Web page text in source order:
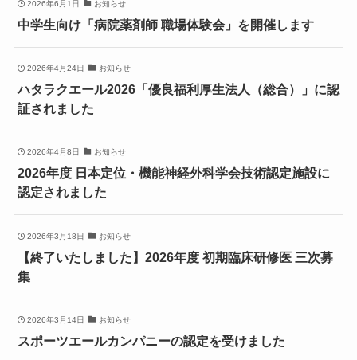
2026年6月1日 お知らせ
中学生向け「病院薬剤師 職場体験会」を開催します
2026年4月24日 お知らせ
ハタラクエール2026「優良福利厚生法人（総合）」に認
証されました
2026年4月8日 お知らせ
2026年度 日本定位・機能神経外科学会技術認定施設に
認定されました
2026年3月18日 お知らせ
【終了いたしました】2026年度 初期臨床研修医 三次募
集
2026年3月14日 お知らせ
スポーツエールカンパニーの認定を受けました